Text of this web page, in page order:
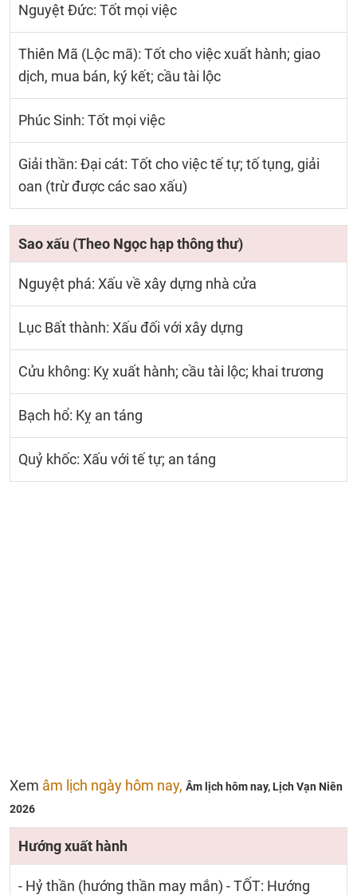
Nguyệt Đức: Tốt mọi việc
Thiên Mã (Lộc mã): Tốt cho việc xuất hành; giao
dịch, mua bán, ký kết; cầu tài lộc
Phúc Sinh: Tốt mọi việc
Giải thần: Đại cát: Tốt cho việc tế tự; tố tụng, giải
oan (trừ được các sao xấu)
Sao xấu (Theo Ngọc hạp thông thư)
Nguyệt phá: Xấu về xây dựng nhà cửa
Lục Bất thành: Xấu đối với xây dựng
Cửu không: Kỵ xuất hành; cầu tài lộc; khai trương
Bạch hổ: Kỵ an táng
Quỷ khốc: Xấu với tế tự; an táng
Xem âm lịch ngày hôm nay, Âm lịch hôm nay, Lịch Vạn Niên
2026
Hướng xuất hành
- Hỷ thần (hướng thần may mắn) - TỐT: Hướng